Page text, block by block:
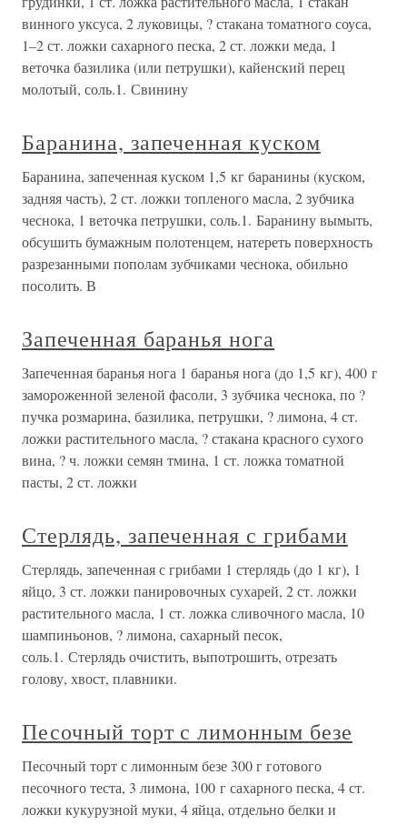
винного уксуса, 2 луковицы, ? стакана томатного соуса,
1–2 ст. ложки сахарного песка, 2 ст. ложки меда, 1
веточка базилика (или петрушки), кайенский перец
молотый, соль.1. Свинину
Баранина, запеченная куском
Баранина, запеченная куском 1,5 кг баранины (куском,
задняя часть), 2 ст. ложки топленого масла, 2 зубчика
чеснока, 1 веточка петрушки, соль.1. Баранину вымыть,
обсушить бумажным полотенцем, натереть поверхность
разрезанными пополам зубчиками чеснока, обильно
посолить. В
Запеченная баранья нога
Запеченная баранья нога 1 баранья нога (до 1,5 кг), 400 г
замороженной зеленой фасоли, 3 зубчика чеснока, по ?
пучка розмарина, базилика, петрушки, ? лимона, 4 ст.
ложки растительного масла, ? стакана красного сухого
вина, ? ч. ложки семян тмина, 1 ст. ложка томатной
пасты, 2 ст. ложки
Стерлядь, запеченная с грибами
Стерлядь, запеченная с грибами 1 стерлядь (до 1 кг), 1
яйцо, 3 ст. ложки панировочных сухарей, 2 ст. ложки
растительного масла, 1 ст. ложка сливочного масла, 10
шампиньонов, ? лимона, сахарный песок,
соль.1. Стерлядь очистить, выпотрошить, отрезать
голову, хвост, плавники.
Песочный торт с лимонным безе
Песочный торт с лимонным безе 300 г готового
песочного теста, 3 лимона, 100 г сахарного песка, 4 ст.
ложки кукурузной муки, 4 яйца, отдельно белки и